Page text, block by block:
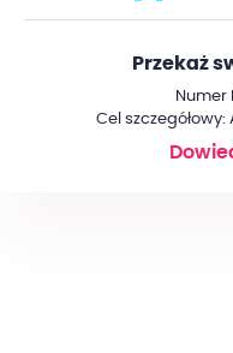
Przekaż
Numer
Cel szczegółowy: